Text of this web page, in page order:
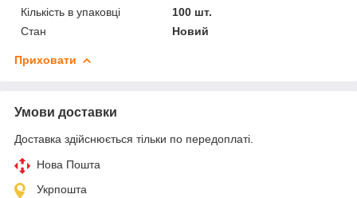
Кількість в упаковці
100 шт.
Стан
Новий
Приховати
Умови доставки
Доставка здійснюється тільки по передоплаті.
Нова Пошта
Укрпошта